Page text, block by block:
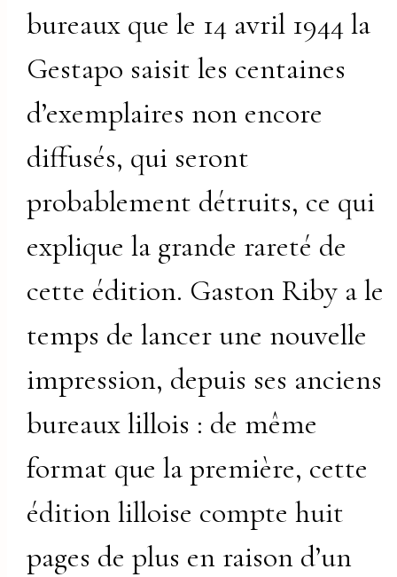
bureaux que le 14 avril 1944 la
Gestapo saisit les centaines
d’exemplaires non encore
diffusés, qui seront
probablement détruits, ce qui
explique la grande rareté de
cette édition. Gaston Riby a le
temps de lancer une nouvelle
impression, depuis ses anciens
bureaux lillois : de même
format que la première, cette
édition lilloise compte huit
pages de plus en raison d’un